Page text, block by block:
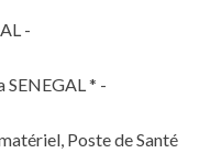
-
* -
Poste de Santé